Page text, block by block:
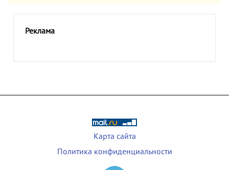
Реклама
Карта сайта
Политика конфиденциальности